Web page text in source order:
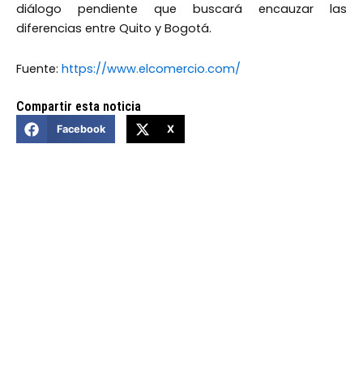
diálogo pendiente que buscará encauzar las
diferencias entre Quito y Bogotá.
Fuente: https://www.elcomercio.com/
Compartir esta noticia
Facebook X